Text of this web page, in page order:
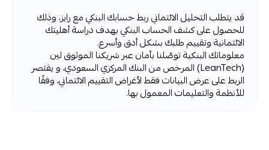
قد يتطلب التحليل الائتماني ربط حسابك البنكي مع رايز، وذلك
للحصول على كشف الحساب البنكي بهدف دراسة أهليتك
الائتمانية وتقييم طلبك بشكل أدق وأسرع.
معلوماتك البنكية توصّلنا بأمان عبر شريكنا الموثوق لين
(LeanTech) المرخص من البنك المركزي السعودي، و يقتصر
الربط على عرض البيانات فقط لأغراض التقييم الائتماني، وفقًا
للأنظمة والتعليمات المعمول بها.